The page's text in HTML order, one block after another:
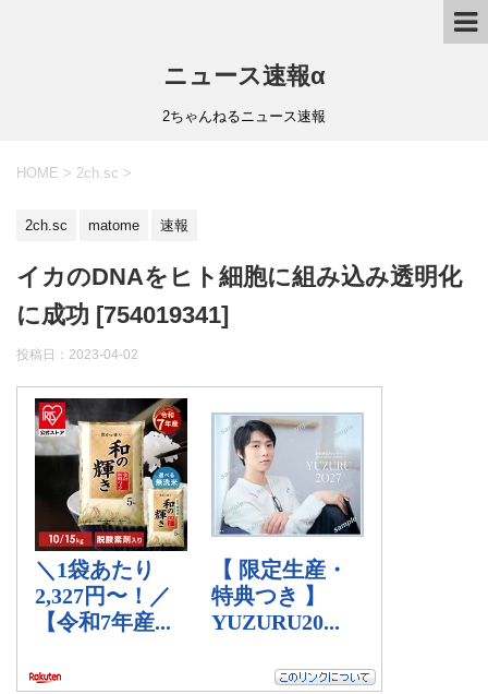
ニュース速報α
2ちゃんねるニュース速報
HOME > 2ch.sc >
2ch.sc matome 速報
イカのDNAをヒト細胞に組み込み透明化
に成功 [754019341]
投稿日： 2023-04-02